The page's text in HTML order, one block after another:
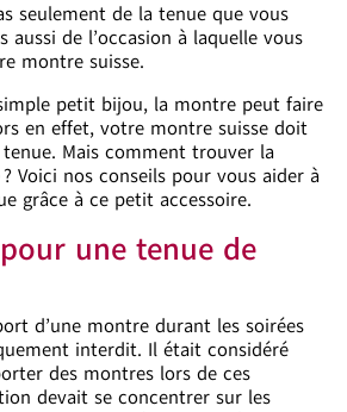
seulement de la tenue que vous
aussi de l’occasion à laquelle vous
montre suisse.
petit bijou, la montre peut faire
en effet, votre montre suisse doit
Mais comment trouver la
Voici nos conseils pour vous aider à
grâce à ce petit accessoire.
une tenue de
d’une montre durant les soirées
interdit. Il était considéré
des montres lors de ces
devait se concentrer sur les